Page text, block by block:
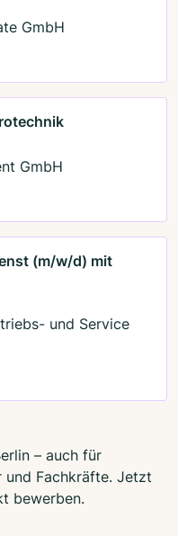
GmbH
GmbH
(m/w/d) mit
und Service
– auch für
und Fachkräfte. Jetzt
bewerben.